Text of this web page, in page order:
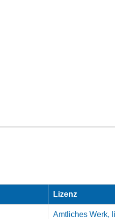
Lizenz
Amtliches Werk,